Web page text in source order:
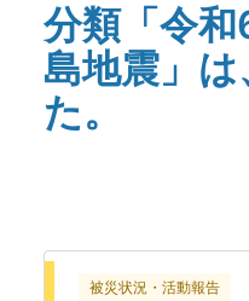
構成員一覧
よくある質問
分類「令
島地震」
た。
被災状況・活動報告